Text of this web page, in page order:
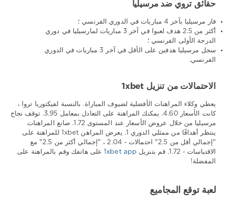
حقائق تروي ضد مرسيليا
فاز مرسيليا بآخر 4 مباريات في الدوري الفرنسي ؛
أكثر من 2.5 هدف لعبوا في آخر 3 مباريات لمارسيليا في دوري
الدرجة الأولى الفرنسي ؛
سجل مرسيليا هدفين على الأقل في آخر 3 مباريات في الدوري
الفرنسي.
الاحتمالات من تنزيل 1xbet
يعطي وكلاء المراهنات الأفضلية لضيوف المباراة. بالنسبة لفيكتوريا تروا ،
كانت الأسعار 4.60. يمكنك المراهنة على التعادل بمعامل 3.95. توقف نجاح
مرسيليا من خلال عروض الأسعار عند المستوى 1.72. صانع المراهنات
ينتظر أهدافًا من ممثلي الدوري 1. يعرض المراهن 1xbet للمراهنة على
"إجمالي أقل من 2.5" احتمالات - 2.04 ، "إجمالي أكثر من 2.5" مع
الاقتباسات - 1.72. قم بتنزيل
1xbet app
على هاتفك وقم بالمراهنة على
المفضلة!
لعبة توقع المجاميع